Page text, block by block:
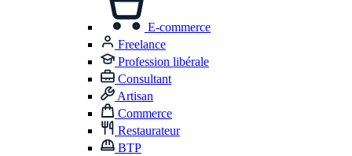
E-commerce
Freelance
Profession libérale
Consultant
Artisan
Commerce
Restaurateur
BTP